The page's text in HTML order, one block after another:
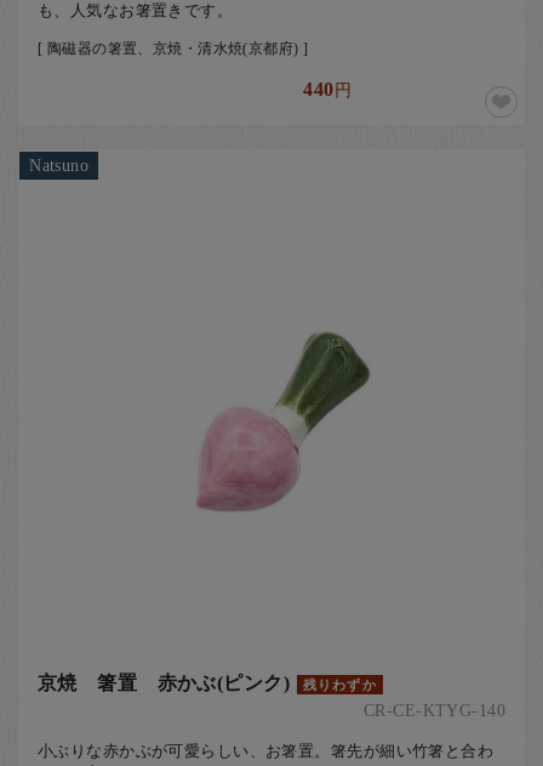
も、人気なお箸置きです。
[ 陶磁器の箸置、京焼・清水焼(京都府) ]
440円
Natsuno
京焼 箸置 赤かぶ(ピンク) 残りわずか
CR-CE-KTYG-140
小ぶりな赤かぶが可愛らしい、お箸置。箸先が細い竹箸と合わ